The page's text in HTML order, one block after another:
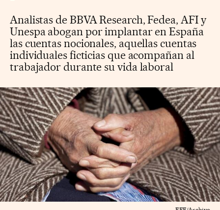
Analistas de BBVA Research, Fedea, AFI y
Unespa abogan por implantar en España
las cuentas nocionales, aquellas cuentas
individuales ficticias que acompañan al
trabajador durante su vida laboral